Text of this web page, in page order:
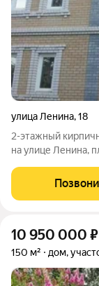
улица Ленина,18
2-этажный
на улице Ленина,
лоджия. Кроме
подвал 45 кв м,
10 950 000 ₽
150 м² дом,